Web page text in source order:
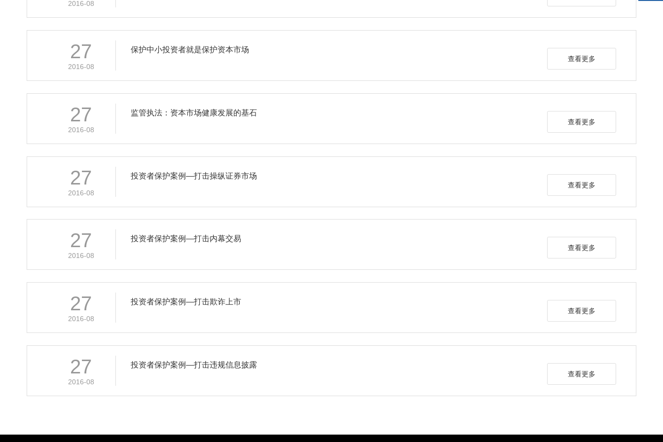
2016-08
27
2016-08
保护中小投资者就是保护资本市场
查看更多
27
2016-08
监管执法：资本市场健康发展的基石
查看更多
27
2016-08
投资者保护案例—打击操纵证券市场
查看更多
27
2016-08
投资者保护案例—打击内幕交易
查看更多
27
2016-08
投资者保护案例—打击欺诈上市
查看更多
27
2016-08
投资者保护案例—打击违规信息披露
查看更多